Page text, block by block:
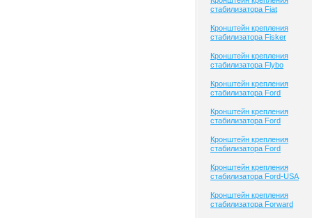
стабилизатора Fiat
Кронштейн крепления
стабилизатора Fisker
Кронштейн крепления
стабилизатора Flybo
Кронштейн крепления
стабилизатора Ford
Кронштейн крепления
стабилизатора Ford
Кронштейн крепления
стабилизатора Ford
Кронштейн крепления
стабилизатора Ford-USA
Кронштейн крепления
стабилизатора Forward